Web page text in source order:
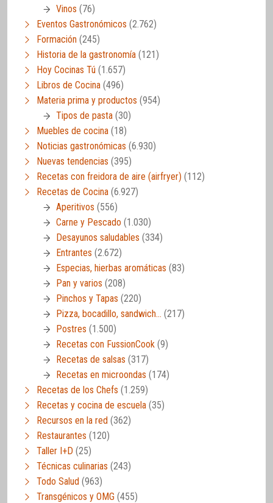
Vinos (76)
Eventos Gastronómicos (2.762)
Formación (245)
Historia de la gastronomía (121)
Hoy Cocinas Tú (1.657)
Libros de Cocina (496)
Materia prima y productos (954)
Tipos de pasta (30)
Muebles de cocina (18)
Noticias gastronómicas (6.930)
Nuevas tendencias (395)
Recetas con freidora de aire (airfryer) (112)
Recetas de Cocina (6.927)
Aperitivos (556)
Carne y Pescado (1.030)
Desayunos saludables (334)
Entrantes (2.672)
Especias, hierbas aromáticas (83)
Pan y varios (208)
Pinchos y Tapas (220)
Pizza, bocadillo, sandwich… (217)
Postres (1.500)
Recetas con FussionCook (9)
Recetas de salsas (317)
Recetas en microondas (174)
Recetas de los Chefs (1.259)
Recetas y cocina de escuela (35)
Recursos en la red (362)
Restaurantes (120)
Taller I+D (25)
Técnicas culinarias (243)
Todo Salud (963)
Transgénicos y OMG (455)